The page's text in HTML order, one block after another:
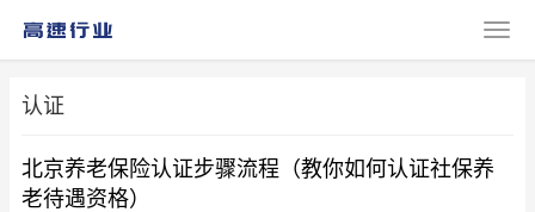
认证
北京养老保险认证步骤流程（教你如何认证社保养
老待遇资格）